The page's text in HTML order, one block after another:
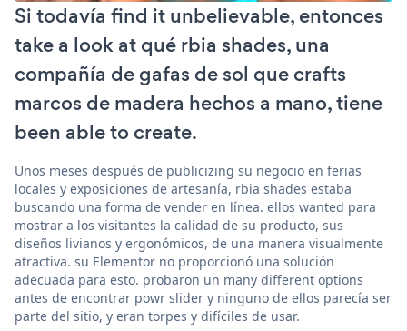
Si todavía find it unbelievable, entonces
take a look at qué rbia shades, una
compañía de gafas de sol que crafts
marcos de madera hechos a mano, tiene
been able to create.
Unos meses después de publicizing su negocio en ferias
locales y exposiciones de artesanía, rbia shades estaba
buscando una forma de vender en línea. ellos wanted para
mostrar a los visitantes la calidad de su producto, sus
diseños livianos y ergonómicos, de una manera visualmente
atractiva. su Elementor no proporcionó una solución
adecuada para esto. probaron un many different options
antes de encontrar powr slider y ninguno de ellos parecía ser
parte del sitio, y eran torpes y difíciles de usar.